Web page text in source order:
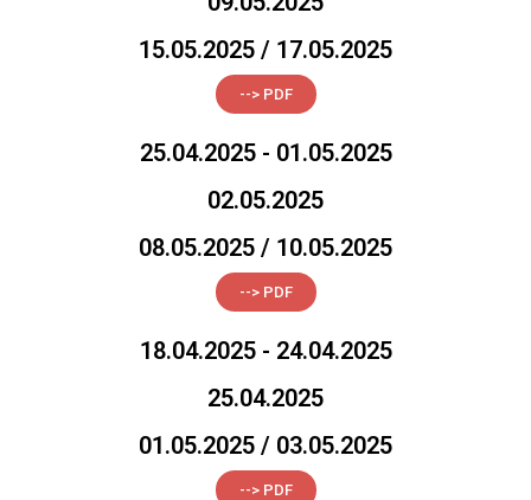
15.05.2025 / 17.05.2025
--> PDF
25.04.2025 - 01.05.2025
02.05.2025
08.05.2025 / 10.05.2025
--> PDF
18.04.2025 - 24.04.2025
25.04.2025
01.05.2025 / 03.05.2025
--> PDF